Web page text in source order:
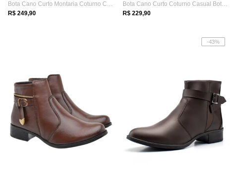
Bota Cano Curto Montaria Coturno Casual ...
R$ 249,90
Bota Cano Curto Coturno Casual Botinha C...
R$ 229,90
-43%